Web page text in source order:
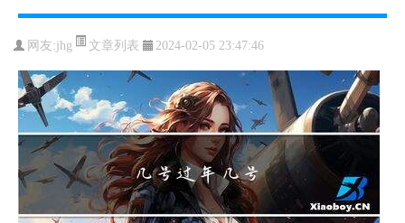
网友:jhg 文章列表 2024-02-05 23:47:46